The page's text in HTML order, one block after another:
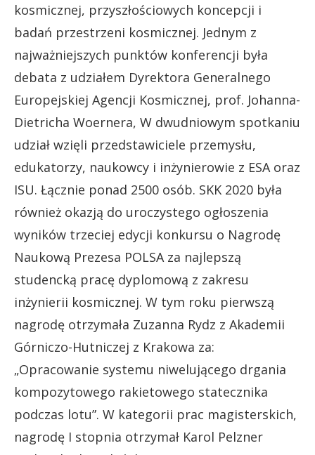
kosmicznej, przyszłościowych koncepcji i
badań przestrzeni kosmicznej. Jednym z
najważniejszych punktów konferencji była
debata z udziałem Dyrektora Generalnego
Europejskiej Agencji Kosmicznej, prof. Johanna-
Dietricha Woernera, W dwudniowym spotkaniu
udział wzięli przedstawiciele przemysłu,
edukatorzy, naukowcy i inżynierowie z ESA oraz
ISU. Łącznie ponad 2500 osób. SKK 2020 była
również okazją do uroczystego ogłoszenia
wyników trzeciej edycji konkursu o Nagrodę
Naukową Prezesa POLSA za najlepszą
studencką pracę dyplomową z zakresu
inżynierii kosmicznej. W tym roku pierwszą
nagrodę otrzymała Zuzanna Rydz z Akademii
Górniczo-Hutniczej z Krakowa za:
„Opracowanie systemu niwelującego drgania
kompozytowego rakietowego statecznika
podczas lotu”. W kategorii prac magisterskich,
nagrodę I stopnia otrzymał Karol Pelzner